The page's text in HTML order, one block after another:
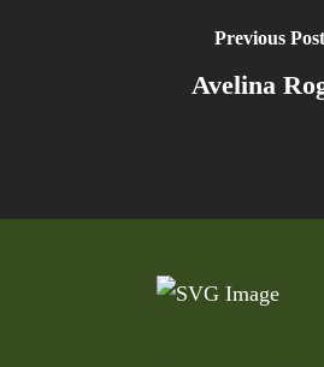
Previous Post
Avelina